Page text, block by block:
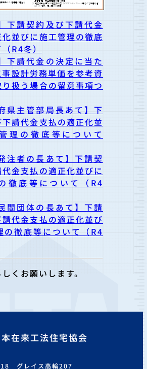
下請契約及び下請代金
並びに施工管理の徹底
R4冬）
下請代金の決定に当た
事設計労務単価を参考資
扱う場合の留意事項つ
県主管部局長あて】下
請代金支払の適正化並
理の徹底等について
注者の長あて】下請契
金支払の適正化並びに
徹底等について（R4
間団体の長あて】下請
代金支払の適正化並び
の徹底等について（R4
くお願いします。
在来工法住宅協会
グレイス高輪207